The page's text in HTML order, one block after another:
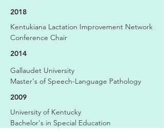
2018
Kentukiana Lactation Improvement Network
Conference Chair
2014
Gallaudet University
Master's of Speech-Language Pathology
2009
University of Kentucky
Bachelor's in Special Education